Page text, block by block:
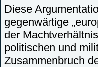
Diese
gegenwärtige
der
politischen und
Zusammenbruch